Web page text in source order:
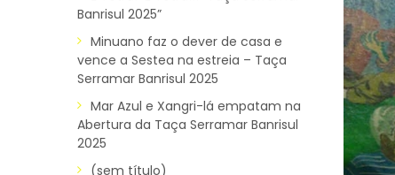
Banrisul 2025”
Minuano faz o dever de casa e
vence a Sestea na estreia – Taça
Serramar Banrisul 2025
Mar Azul e Xangri-lá empatam na
Abertura da Taça Serramar Banrisul
2025
(sem título)